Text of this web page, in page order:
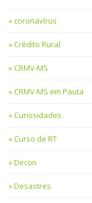
coronavírus
Crédito Rural
CRMV-MS
CRMV-MS em Pauta
Curiosidades
Curso de RT
Decon
Desastres